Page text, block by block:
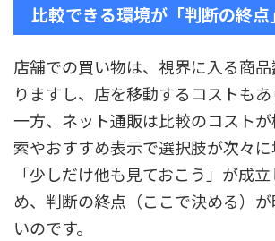
比較できる環境が「判断の終点
店舗での買い物は、視界に入る商
りますし、店を移動するコストもあ
一方、ネット通販は比較のコスト
索やおすすめ表示で選択肢が次々に
「少しだけ他も見ておこう」が成
め、判断の終点（ここで決める）
いのです。